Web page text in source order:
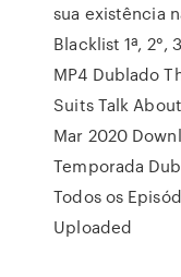
sua existência
Blacklist 1ª, 2°,
MP4 Dublado
Suits Talk
Mar 2020
Temporada
Todos os
Uploaded